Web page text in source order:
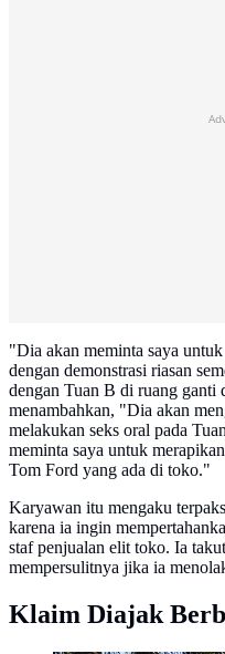
"Dia akan meminta saya
dengan demonstrasi riasan
dengan Tuan B di ruang
menambahkan, "Dia akan
melakukan seks oral pada
meminta saya untuk
Tom Ford yang ada di toko."
Karyawan itu mengaku
karena ia ingin
staf penjualan elit toko. Ia
mempersulitnya jika ia
Klaim Diajak